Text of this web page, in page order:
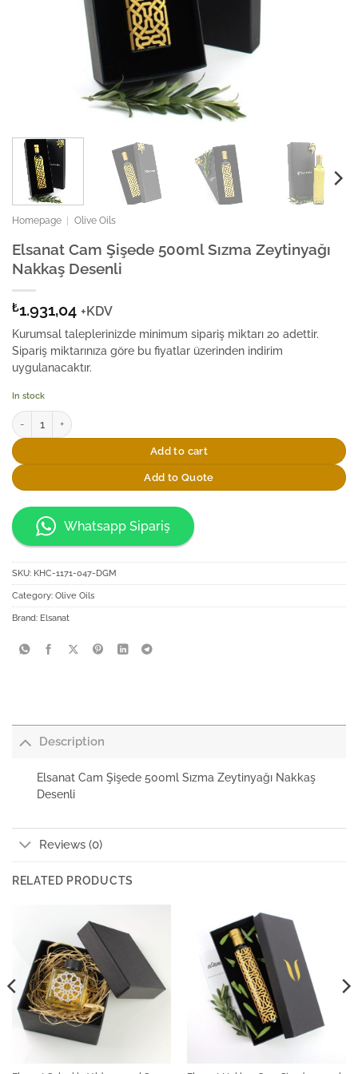
Homepage Olive Oils
Elsanat Cam Şişede 500ml Sızma Zeytinyağı
Nakkaş Desenli
₺1.931,04 +KDV
Kurumsal taleplerinizde minimum sipariş miktarı 20 adettir.
Sipariş miktarınıza göre bu fiyatlar üzerinden indirim
uygulanacaktır.
In stock
Elsanat Cam Şişede 500ml Sızma Zeytinyağı Nakkaş Desenli quantity
Add to cart
Add to Quote
Whatsapp Sipariş
SKU: KHC-1171-047-DGM
Category: Olive Oils
Brand: Elsanat
Description
Elsanat Cam Şişede 500ml Sızma Zeytinyağı Nakkaş
Desenli
Reviews (0)
RELATED PRODUCTS